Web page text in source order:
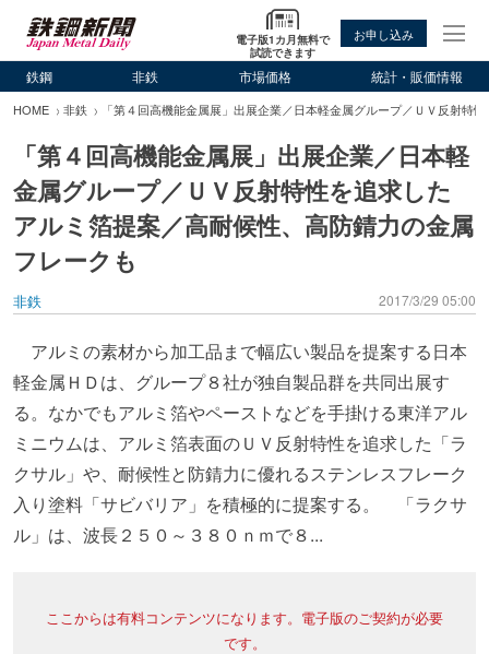
電子版1カ月無料で
試読できます
お申し込み
鉄鋼 非鉄 市場価格 統計・販価情報
HOME 非鉄 「第４回高機能金属展」出展企業／日本軽金属グループ／ＵＶ反射特
「第４回高機能金属展」出展企業／日本軽
金属グループ／ＵＶ反射特性を追求した
アルミ箔提案／高耐候性、高防錆力の金属
フレークも
非鉄 2017/3/29 05:00
アルミの素材から加工品まで幅広い製品を提案する日本
軽金属ＨＤは、グループ８社が独自製品群を共同出展す
る。なかでもアルミ箔やペーストなどを手掛ける東洋アル
ミニウムは、アルミ箔表面のＵＶ反射特性を追求した「ラ
クサル」や、耐候性と防錆力に優れるステンレスフレーク
入り塗料「サビバリア」を積極的に提案する。 「ラクサ
ル」は、波長２５０～３８０ｎｍで８...
ここからは有料コンテンツになります。電子版のご契約が必要
です。